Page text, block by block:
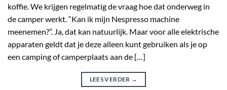
koffie. We krijgen regelmatig de vraag hoe dat onderweg in
de camper werkt. “Kan ik mijn Nespresso machine
meenemen?”. Ja, dat kan natuurlijk. Maar voor alle elektrische
apparaten geldt dat je deze alleen kunt gebruiken als je op
een camping of camperplaats aan de […]
LEES VERDER →